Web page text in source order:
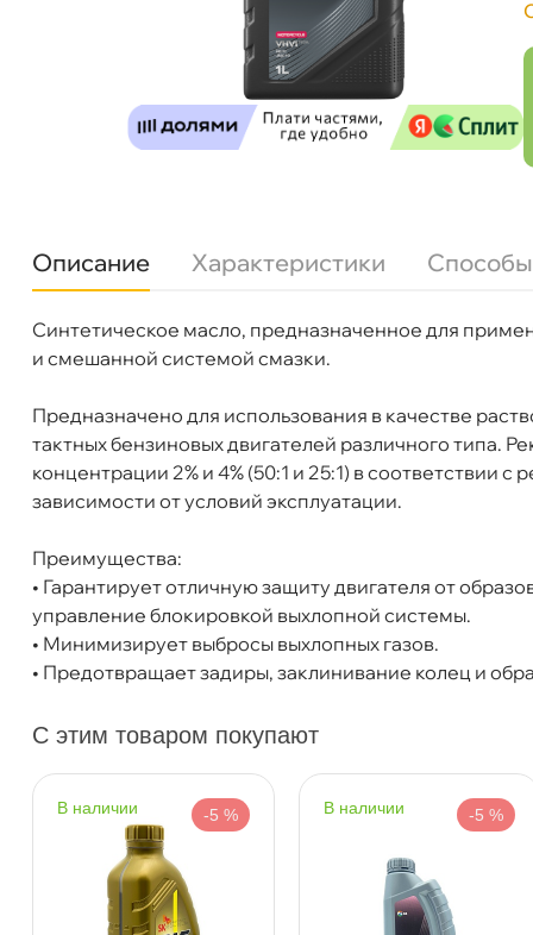
Описание Характеристики
Cинтетическое масло, предназначенное для
и смешанной системой смазки.
Предназначено для использования в качестве
тактных бензиновых двигателей различного типа.
концентрации 2% и 4% (50:1 и 25:1) в
зависимости от условий эксплуатации.
Преимущества:
• Гарантирует отличную защиту двигателя от
управление блокировкой выхлопной системы.
• Минимизирует выбросы выхлопных газов.
• Предотвращает задиры, заклинивание колец и
Бренд
ZIC
Тип масла
Синтетика
Объем
1л
Артикул
137213
С этим товаром покупают
наличии -5 % наличии -5 %
Самовывоз
ул. Салова, д. 30
0
Сегодня, бесплатно
Богатырский пр. 12
2 шт
Пн–Вс
10:00 – 21:00
Сегодня, бесплатно